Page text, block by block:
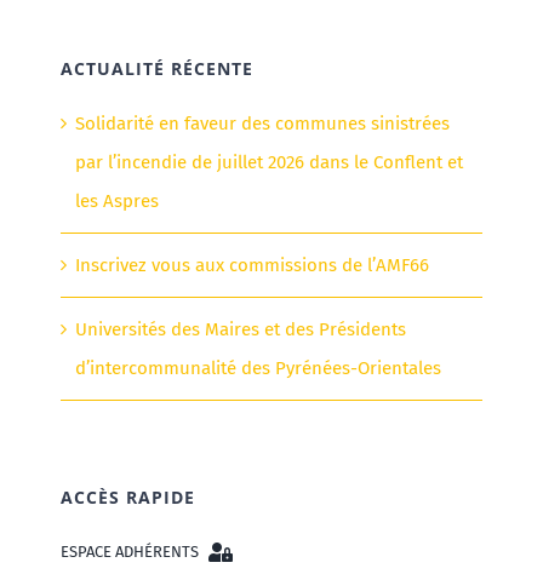
ACTUALITÉ RÉCENTE
Solidarité en faveur des communes sinistrées
par l’incendie de juillet 2026 dans le Conflent et
les Aspres
Inscrivez vous aux commissions de l’AMF66
Universités des Maires et des Présidents
d’intercommunalité des Pyrénées-Orientales
ACCÈS RAPIDE
ESPACE ADHÉRENTS